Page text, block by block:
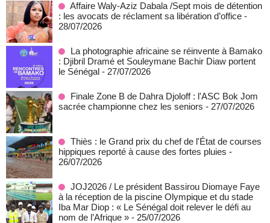
Affaire Waly-Aziz Dabala /Sept mois de détention
: les avocats de réclament sa libération d’office -
28/07/2026
La photographie africaine se réinvente à Bamako
: Djibril Dramé et Souleymane Bachir Diaw portent
le Sénégal - 27/07/2026
Finale Zone B de Dahra Djoloff : l'ASC Bok Jom
sacrée championne chez les seniors - 27/07/2026
Thiès : le Grand prix du chef de l'État de courses
hippiques reporté à cause des fortes pluies -
26/07/2026
JOJ2026 / Le président Bassirou Diomaye Faye
à la réception de la piscine Olympique et du stade
Iba Mar Diop : « Le Sénégal doit relever le défi au
nom de l’Afrique » - 25/07/2026